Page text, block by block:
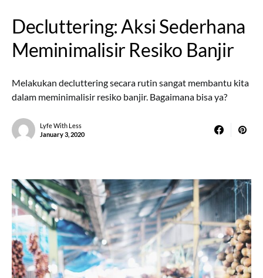
Decluttering: Aksi Sederhana
Meminimalisir Resiko Banjir
Melakukan decluttering secara rutin sangat membantu kita
dalam meminimalisir resiko banjir. Bagaimana bisa ya?
Lyfe With Less
January 3, 2020